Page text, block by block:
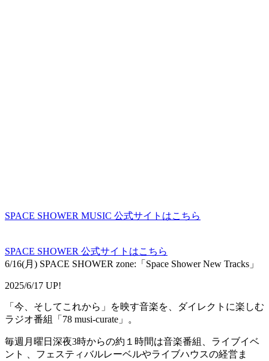
SPACE SHOWER MUSIC 公式サイトはこちら
SPACE SHOWER 公式サイトはこちら
6/16(月) SPACE SHOWER zone:「Space Shower New Tracks」
2025/6/17 UP!
「今、そしてこれから」を映す音楽を、ダイレクトに楽しむ
ラジオ番組「78 musi-curate」。
毎週月曜日深夜3時からの約１時間は音楽番組、ライブイベ
ント 、フェスティバルレーベルやライブハウスの経営ま